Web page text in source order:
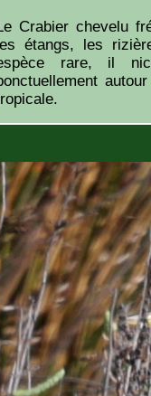
Crabier chevelu
étangs, les
rare, il